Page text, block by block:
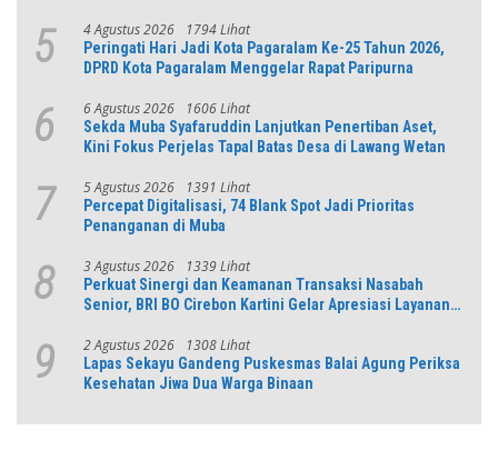
5 4 Agustus 2026 1794 Lihat
Peringati Hari Jadi Kota Pagaralam Ke-25 Tahun 2026,
DPRD Kota Pagaralam Menggelar Rapat Paripurna
6 6 Agustus 2026 1606 Lihat
Sekda Muba Syafaruddin Lanjutkan Penertiban Aset,
Kini Fokus Perjelas Tapal Batas Desa di Lawang Wetan
7 5 Agustus 2026 1391 Lihat
Percepat Digitalisasi, 74 Blank Spot Jadi Prioritas
Penanganan di Muba
8 3 Agustus 2026 1339 Lihat
Perkuat Sinergi dan Keamanan Transaksi Nasabah
Senior, BRI BO Cirebon Kartini Gelar Apresiasi Layanan
9 2 Agustus 2026 1308 Lihat
Lapas Sekayu Gandeng Puskesmas Balai Agung Periksa
Kesehatan Jiwa Dua Warga Binaan